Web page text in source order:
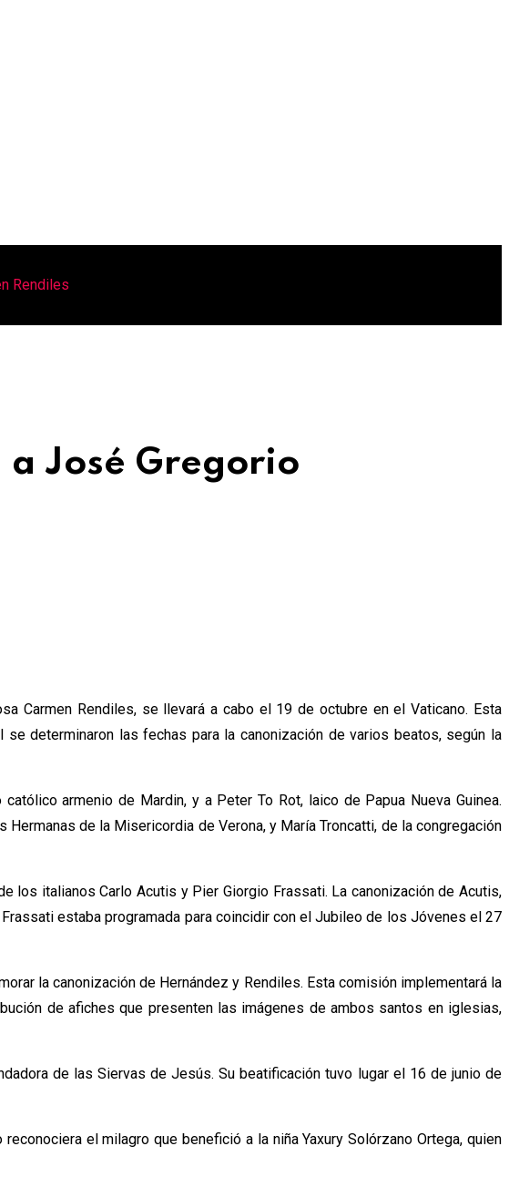
Rendiles
a José Gregorio
Carmen Rendiles, se llevará a cabo el 19 de octubre en el Vaticano. Esta
determinaron las fechas para la canonización de varios beatos, según la
armenio de Mardin, y a Peter To Rot, laico de Papua Nueva Guinea.
de la Misericordia de Verona, y María Troncatti, de la congregación
los italianos Carlo Acutis y Pier Giorgio Frassati. La canonización de Acutis,
estaba programada para coincidir con el Jubileo de los Jóvenes el 27
la canonización de Hernández y Rendiles. Esta comisión implementará la
de afiches que presenten las imágenes de ambos santos en iglesias,
de las Siervas de Jesús. Su beatificación tuvo lugar el 16 de junio de
el milagro que benefició a la niña Yaxury Solórzano Ortega, quien